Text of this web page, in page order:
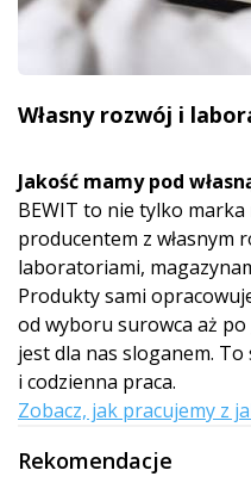
Własny rozwój i
Jakość mamy pod
BEWIT to nie tylko marka
producentem z własnym
laboratoriami,
Produkty sami
od wyboru surowca aż
jest dla nas sloganem.
i codzienna praca.
Zobacz, jak pracujemy z
Rekomendacje